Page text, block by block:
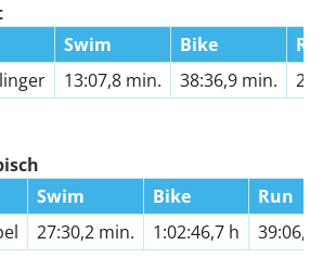
Swim Bike
Run
13:07,8 min. 38:36,9 min.
Swim Bike
Run
27:30,2 min. 1:02:46,7 h 39:06,6